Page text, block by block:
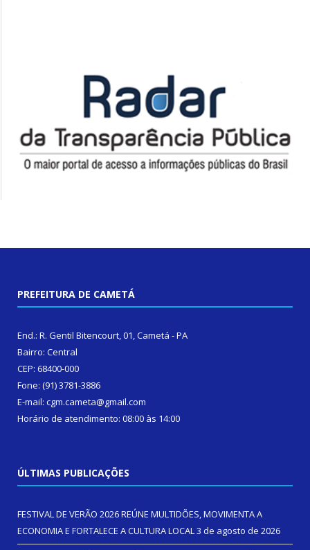
PREFEITURA DE CAMETÁ
End.: R. Gentil Bitencourt, 01, Cametá - PA
Bairro: Central
CEP: 68400-000
Fone: (91) 3781-3886
E-mail: cgm.cameta@gmail.com
Horário de atendimento: 08:00 às 14:00
ÚLTIMAS PUBLICAÇÕES
FESTIVAL DE VERÃO 2026 REÚNE MULTIDÕES, MOVIMENTA A
ECONOMIA E FORTALECE A CULTURA LOCAL3 de agosto de 2026